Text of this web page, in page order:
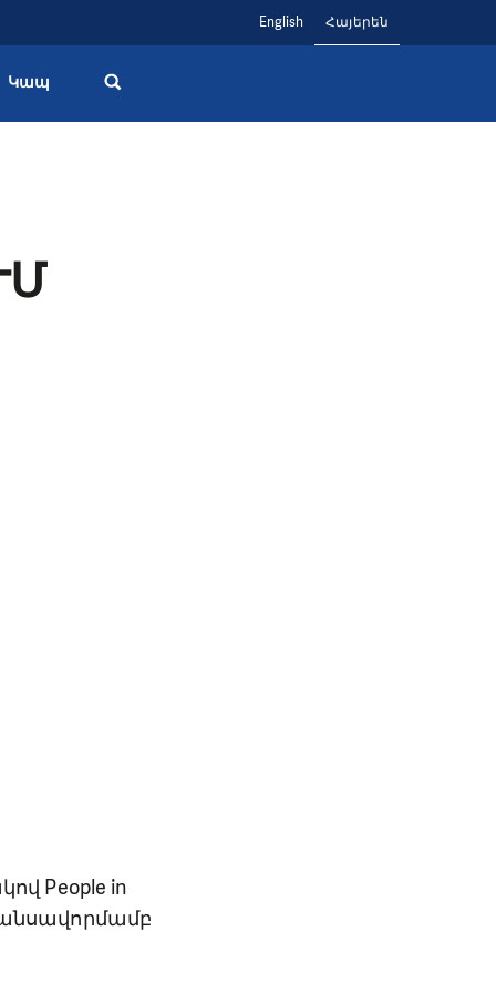
English Հայերեն
Կապ
People in